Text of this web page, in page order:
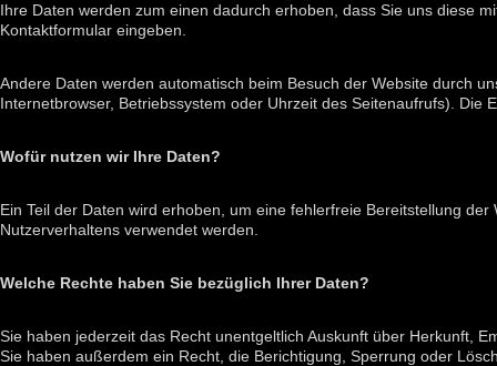
Ihre Daten werden zum einen dadurch erhoben, dass Sie uns diese
Kontaktformular eingeben.
Andere Daten werden automatisch beim Besuch der Website durch
Internetbrowser, Betriebssystem oder Uhrzeit des Seitenaufrufs).
Wofür nutzen wir Ihre Daten?
Ein Teil der Daten wird erhoben, um eine fehlerfreie Bereitstellung
Nutzerverhaltens verwendet werden.
Welche Rechte haben Sie bezüglich Ihrer Daten?
Sie haben jederzeit das Recht unentgeltlich Auskunft über Herkunft,
Sie haben außerdem ein Recht, die Berichtigung, Sperrung oder